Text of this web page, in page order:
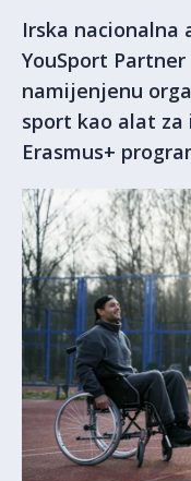
Irska nacionalna
YouSport
namijenjenu
sport kao alat
Erasmus+